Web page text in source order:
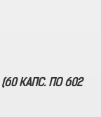
(60 КАПС. ПО 602